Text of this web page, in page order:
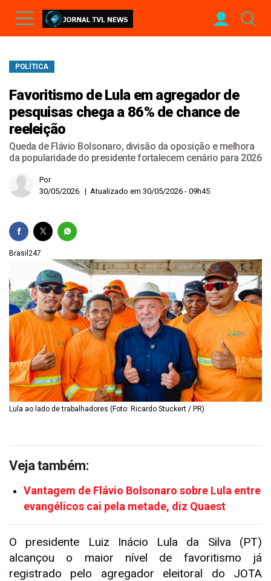
POLÍTICA
Favoritismo de Lula em agregador de
pesquisas chega a 86% de chance de
reeleição
Queda de Flávio Bolsonaro, divisão da oposição e melhora
da popularidade do presidente fortalecem cenário para 2026
Por
30/05/2026 | Atualizado em 30/05/2026 - 09h45
Brasil247
Lula ao lado de trabalhadores (Foto: Ricardo Stuckert / PR)
Veja também:
Vantagem de Flávio Bolsonaro sobre Lula entre
evangélicos cai pela metade, diz Quaest
O presidente Luiz Inácio Lula da Silva (PT)
alcançou o maior nível de favoritismo já
registrado pelo agregador eleitoral do JOTA